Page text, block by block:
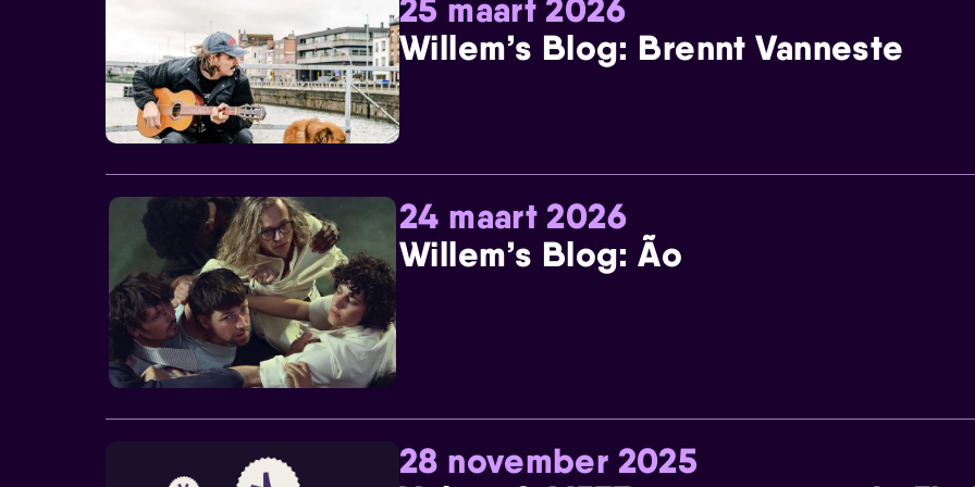
25 maart 2026
Willem’s Blog: Brennt Vanneste
24 maart 2026
Willem’s Blog: Ão
28 november 2025